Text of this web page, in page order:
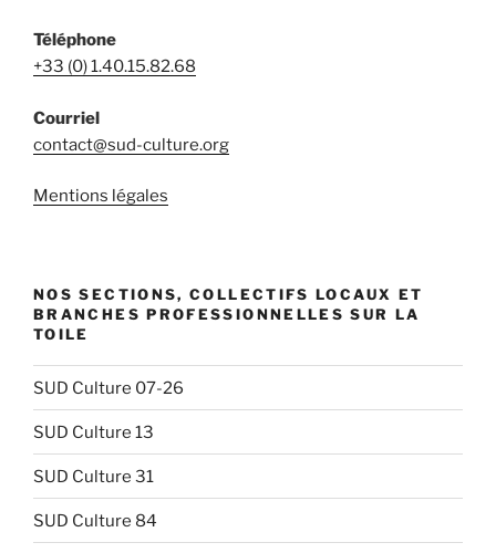
Téléphone
+33 (0) 1.40.15.82.68
Courriel
contact@sud-culture.org
Mentions légales
NOS SECTIONS, COLLECTIFS LOCAUX ET
BRANCHES PROFESSIONNELLES SUR LA
TOILE
SUD Culture 07-26
SUD Culture 13
SUD Culture 31
SUD Culture 84